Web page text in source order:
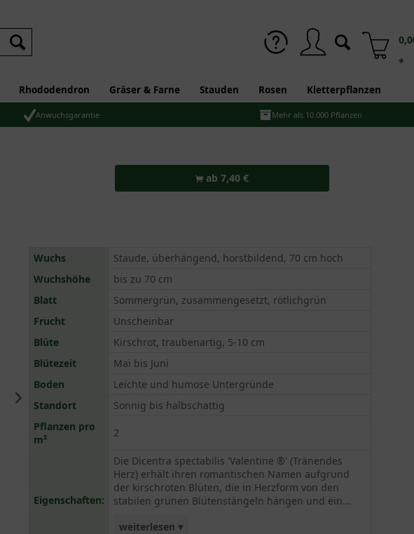
*
Rhododendron Gräser & Farne Stauden Rosen Kletterpflanzen
Anwuchsgarantie Mehr als 10.000 Pflanzen
ab 7,40 €
Wuchs
Staude, überhängend, horstbildend, 70 cm hoch
Wuchshöhe
bis zu 70 cm
Blatt
Sommergrün, zusammengesetzt, rötlichgrün
Frucht
Unscheinbar
Blüte
Kirschrot, traubenartig, 5-10 cm
Blütezeit
Mai bis Juni
Boden
Leichte und humose Untergründe
Standort
Sonnig bis halbschattig
Pflanzen pro
m²
2
Eigenschaften:
Die Dicentra spectabilis 'Valentine ®' (Tränendes
Herz) erhält ihren romantischen Namen aufgrund
der kirschroten Blüten, die in Herzform von den
stabilen grünen Blütenstängeln hängen und ein...
weiterlesen ▾